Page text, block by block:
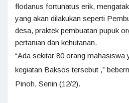
flodanus fortunatus erik,
yang akan dilakukan seperti
desa, praktek pembuatan pupuk
pertanian dan kehutanan.
“Ada sekitar 80 orang mahasiswa
kegiatan Baksos tersebut ,”
Pinoh, Senin (12/2).